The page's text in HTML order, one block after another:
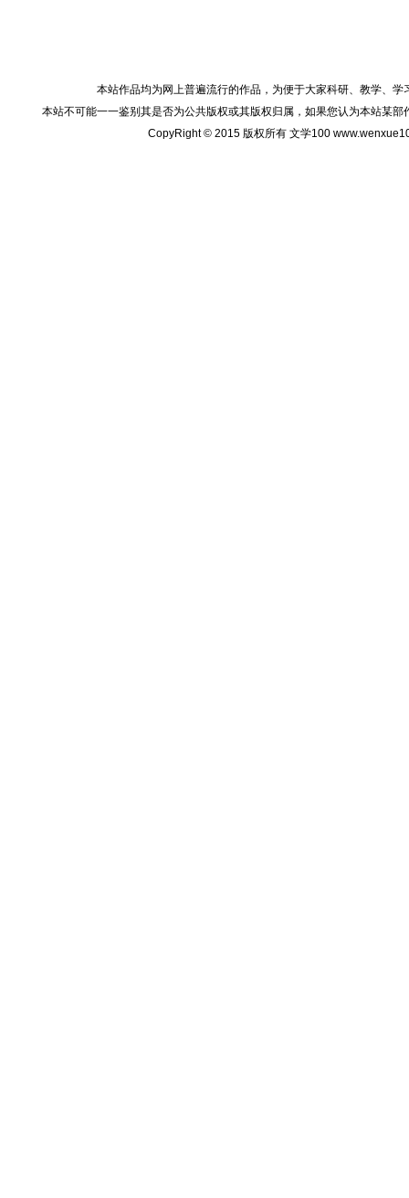
本站作品均为网上普遍流行的作品，为便于大家科研、教学、
本站不可能一一鉴别其是否为公共版权或其版权归属，如果您认为本站某
CopyRight © 2015 版权所有 文学100